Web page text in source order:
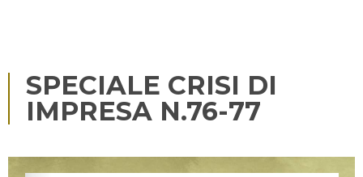
SPECIALE CRISI DI
IMPRESA N.76-77